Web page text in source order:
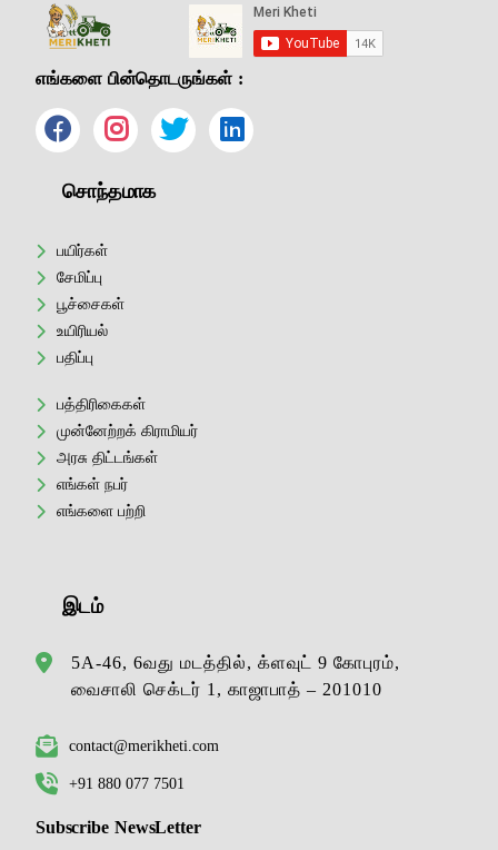
எங்களை பின்தொடருங்கள் :
சொந்தமாக
பயிர்கள்
சேமிப்பு
பூச்சைகள்
உயிரியல்
பதிப்பு
பத்திரிகைகள்
முன்னேற்றக் கிராமியர்
அரசு திட்டங்கள்
எங்கள் நபர்
எங்களை பற்றி
இடம்
5A-46, 6வது மடத்தில், க்ளவுட் 9 கோபுரம்,
வைசாலி செக்டர் 1, காஜாபாத் – 201010
contact@merikheti.com
+91 880 077 7501
Subscribe NewsLetter